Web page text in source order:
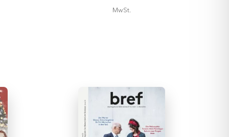
MwSt.